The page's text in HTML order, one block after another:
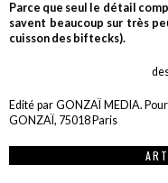
Parce que seul le détail
savent beaucoup sur très
cuisson des biftecks).
Edité par GONZAÏ MEDIA.
GONZAÏ, 75018 Paris